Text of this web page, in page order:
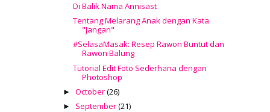
Di Balik Nama Annisast
Tentang Melarang Anak dengan Kata
"Jangan"
#SelasaMasak: Resep Rawon Buntut dan
Rawon Balung
Tutorial Edit Foto Sederhana dengan
Photoshop
► October(26)
► September(21)